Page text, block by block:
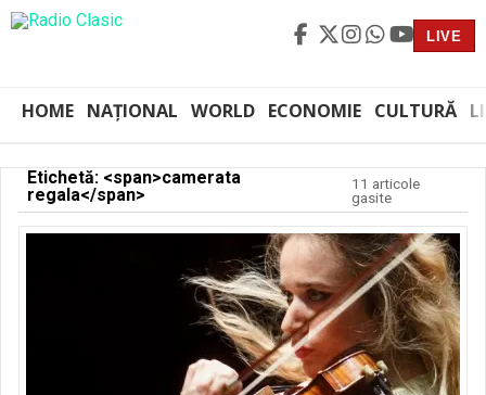
LIVE
HOME NAȚIONAL WORLD ECONOMIE CULTURĂ
Etichetă: <span>camerata
regala</span>
11 articole
gasite